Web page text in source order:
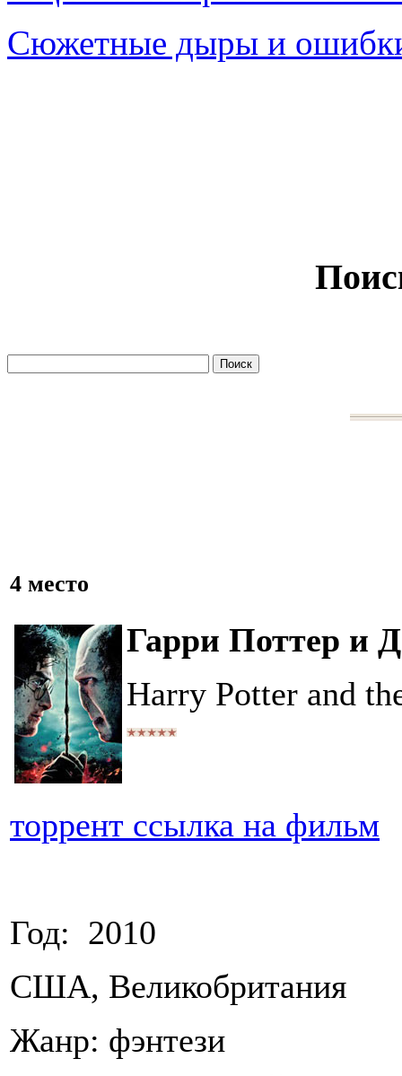
Сюжетные дыры и
4 место
Гарри Поттер и
Harry Potter and
торрент ссылка на фильм
Год: 2010
США, Великобритания
Жанр: фэнтези